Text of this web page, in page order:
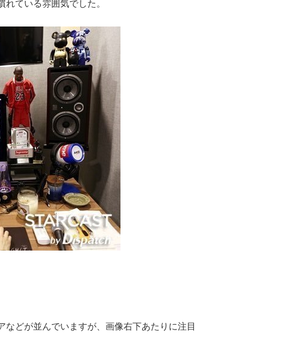
ている雰囲気でした。
どが並んでいますが、画像右下あたりに注目